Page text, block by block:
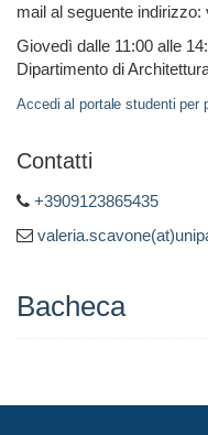
mail al seguente
Giovedì dalle 11:00 alle
Dipartimento di
Accedi al portale studenti per
Contatti
+3909123865435
Bacheca